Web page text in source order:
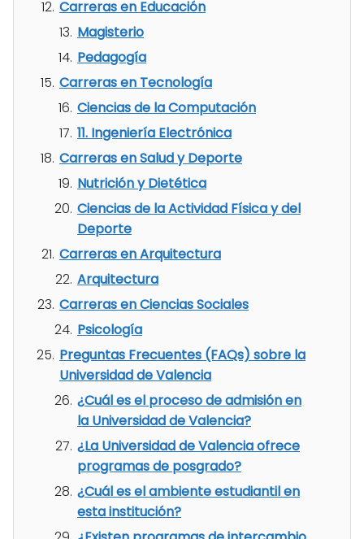
Carreras en Educación
Magisterio
Pedagogía
Carreras en Tecnología
Ciencias de la Computación
11. Ingeniería Electrónica
Carreras en Salud y Deporte
Nutrición y Dietética
Ciencias de la Actividad Física y del
Deporte
Carreras en Arquitectura
Arquitectura
Carreras en Ciencias Sociales
Psicología
Preguntas Frecuentes (FAQs) sobre la
Universidad de Valencia
¿Cuál es el proceso de admisión en
la Universidad de Valencia?
¿La Universidad de Valencia ofrece
programas de posgrado?
¿Cuál es el ambiente estudiantil en
esta institución?